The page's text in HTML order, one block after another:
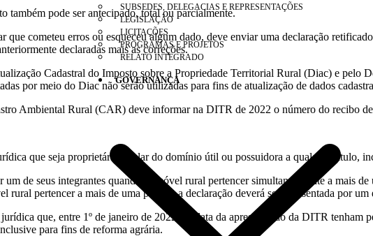
SUBSEDES, DELEGACIAS E REPRESENTAÇÕES
LEGISLAÇÃO
LICITAÇÕES
PROGRAMAS E PROJETOS
RELATO INTEGRADO
GOVERNANÇA
também pode ser antecipado, total ou parcialmente.
que cometeu erros ou esqueceu algum dado, deve enviar uma declaração
declaradas mais as correções.
Cadastral do Imposto sobre a Propriedade Territorial Rural (Diac) e pelo
por meio do Diac não serão utilizadas para fins de atualização de dados
Ambiental Rural (CAR) deve informar na DITR de 2022 o número do recibo
que seja proprietária, titular do domínio útil ou possuidora a qualquer título,
de seus integrantes quando o imóvel rural pertencer simultaneamente a mais
pertencer a mais de uma pessoa, a declaração deverá ser apresentada por
que, entre 1º de janeiro de 2022 e a data da apresentação da DITR
para fins de reforma agrária.